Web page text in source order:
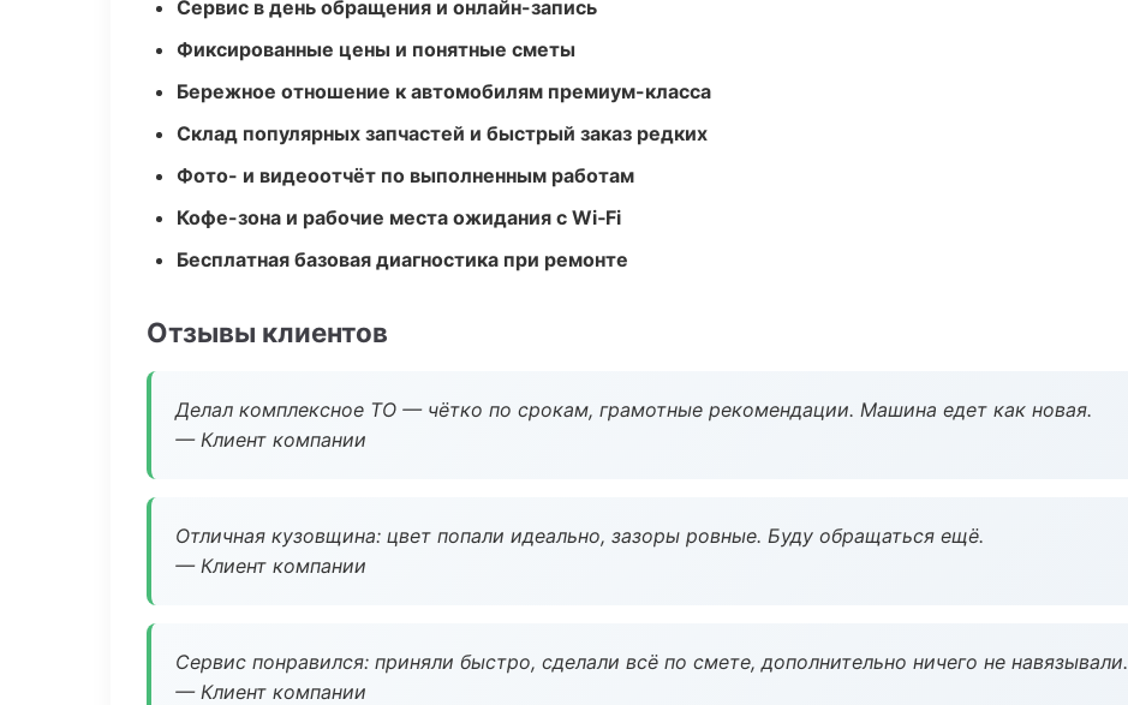
Сервис в день обращения и онлайн-запись
Фиксированные цены и понятные сметы
Бережное отношение к автомобилям премиум-класса
Склад популярных запчастей и быстрый заказ редких
Фото- и видеоотчёт по выполненным работам
Кофе-зона и рабочие места ожидания с Wi‑Fi
Бесплатная базовая диагностика при ремонте
Отзывы клиентов
Делал комплексное ТО — чётко по срокам, грамотные рекомендации. Машина едет как новая.
— Клиент компании
Отличная кузовщина: цвет попали идеально, зазоры ровные. Буду обращаться ещё.
— Клиент компании
Сервис понравился: приняли быстро, сделали всё по смете, дополнительно ничего не навязывали.
— Клиент компании